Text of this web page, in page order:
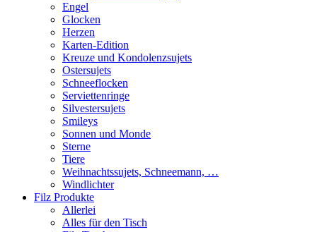
Engel
Glocken
Herzen
Karten-Edition
Kreuze und Kondolenzsujets
Ostersujets
Schneeflocken
Serviettenringe
Silvestersujets
Smileys
Sonnen und Monde
Sterne
Tiere
Weihnachtssujets, Schneemann, …
Windlichter
Filz Produkte
Allerlei
Alles für den Tisch